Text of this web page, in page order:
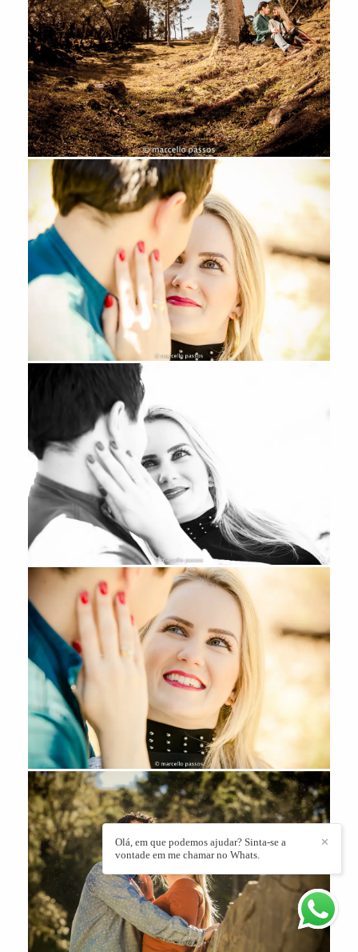
✕
Olá, em que podemos ajudar? Sinta-se a
vontade em me chamar no Whats.